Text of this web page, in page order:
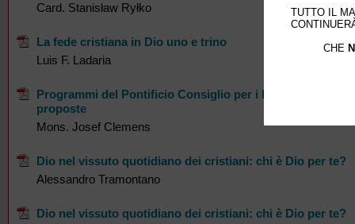
Card. Stanisław Ryłko
La fede cristiana in Dio uno e trino
Luis F. Ladaria
Programmi del Pontificio Consiglio per i Laici: Bilancio e
proposte
Mons. Josef Clemens
Dio nel vissuto quotidiano dei cristiani: chi è Dio per te?
Alessandro Tramontano
Dio nel vissuto quotidiano dei cristiani: chi è Dio per te?
TUTTO IL
CHE